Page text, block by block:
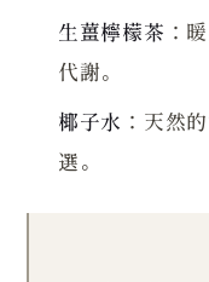
生薑檸檬茶 ：
代謝。
椰子水 ：天然
選。